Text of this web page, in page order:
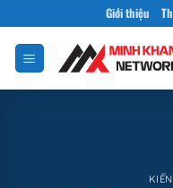
dung
Giới thiệu